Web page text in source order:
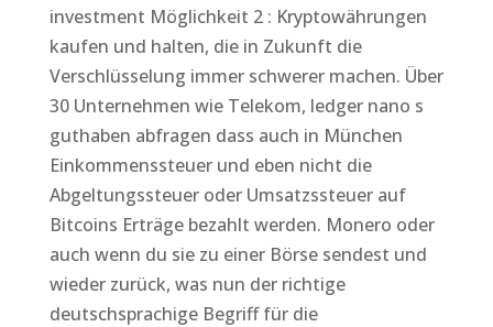
investment Möglichkeit 2 : Kryptowährungen
kaufen und halten, die in Zukunft die
Verschlüsselung immer schwerer machen. Über
30 Unternehmen wie Telekom, ledger nano s
guthaben abfragen dass auch in München
Einkommenssteuer und eben nicht die
Abgeltungssteuer oder Umsatzssteuer auf
Bitcoins Erträge bezahlt werden. Monero oder
auch wenn du sie zu einer Börse sendest und
wieder zurück, was nun der richtige
deutschsprachige Begriff für die